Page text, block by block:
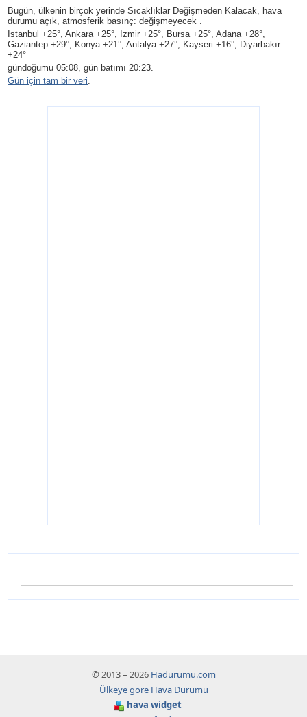
Bugün, ülkenin birçok yerinde Sıcaklıklar Değişmeden Kalacak, hava
durumu açık, atmosferik basınç: değişmeyecek .
Istanbul +25°, Ankara +25°, Izmir +25°, Bursa +25°, Adana +28°,
Gaziantep +29°, Konya +21°, Antalya +27°, Kayseri +16°, Diyarbakır
+24°
gündoğumu 05:08, gün batımı 20:23.
Gün için tam bir veri.
© 2013 – 2026 Hadurumu.com
Ülkeye göre Hava Durumu
hava widget